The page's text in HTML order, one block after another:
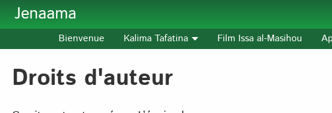
Aller au contenu principal
Jenaama
Bienvenue Kalima Tafatina Film Issa al-Masihou
Droits d'auteur